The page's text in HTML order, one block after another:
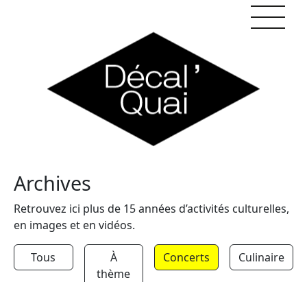
Archives
Retrouvez ici plus de 15 années d’activités culturelles,
en images et en vidéos.
Tous
À
thème
Concerts Culinaire